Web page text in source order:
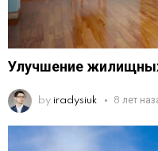
Улучшение
by iradysiuk 8 лет